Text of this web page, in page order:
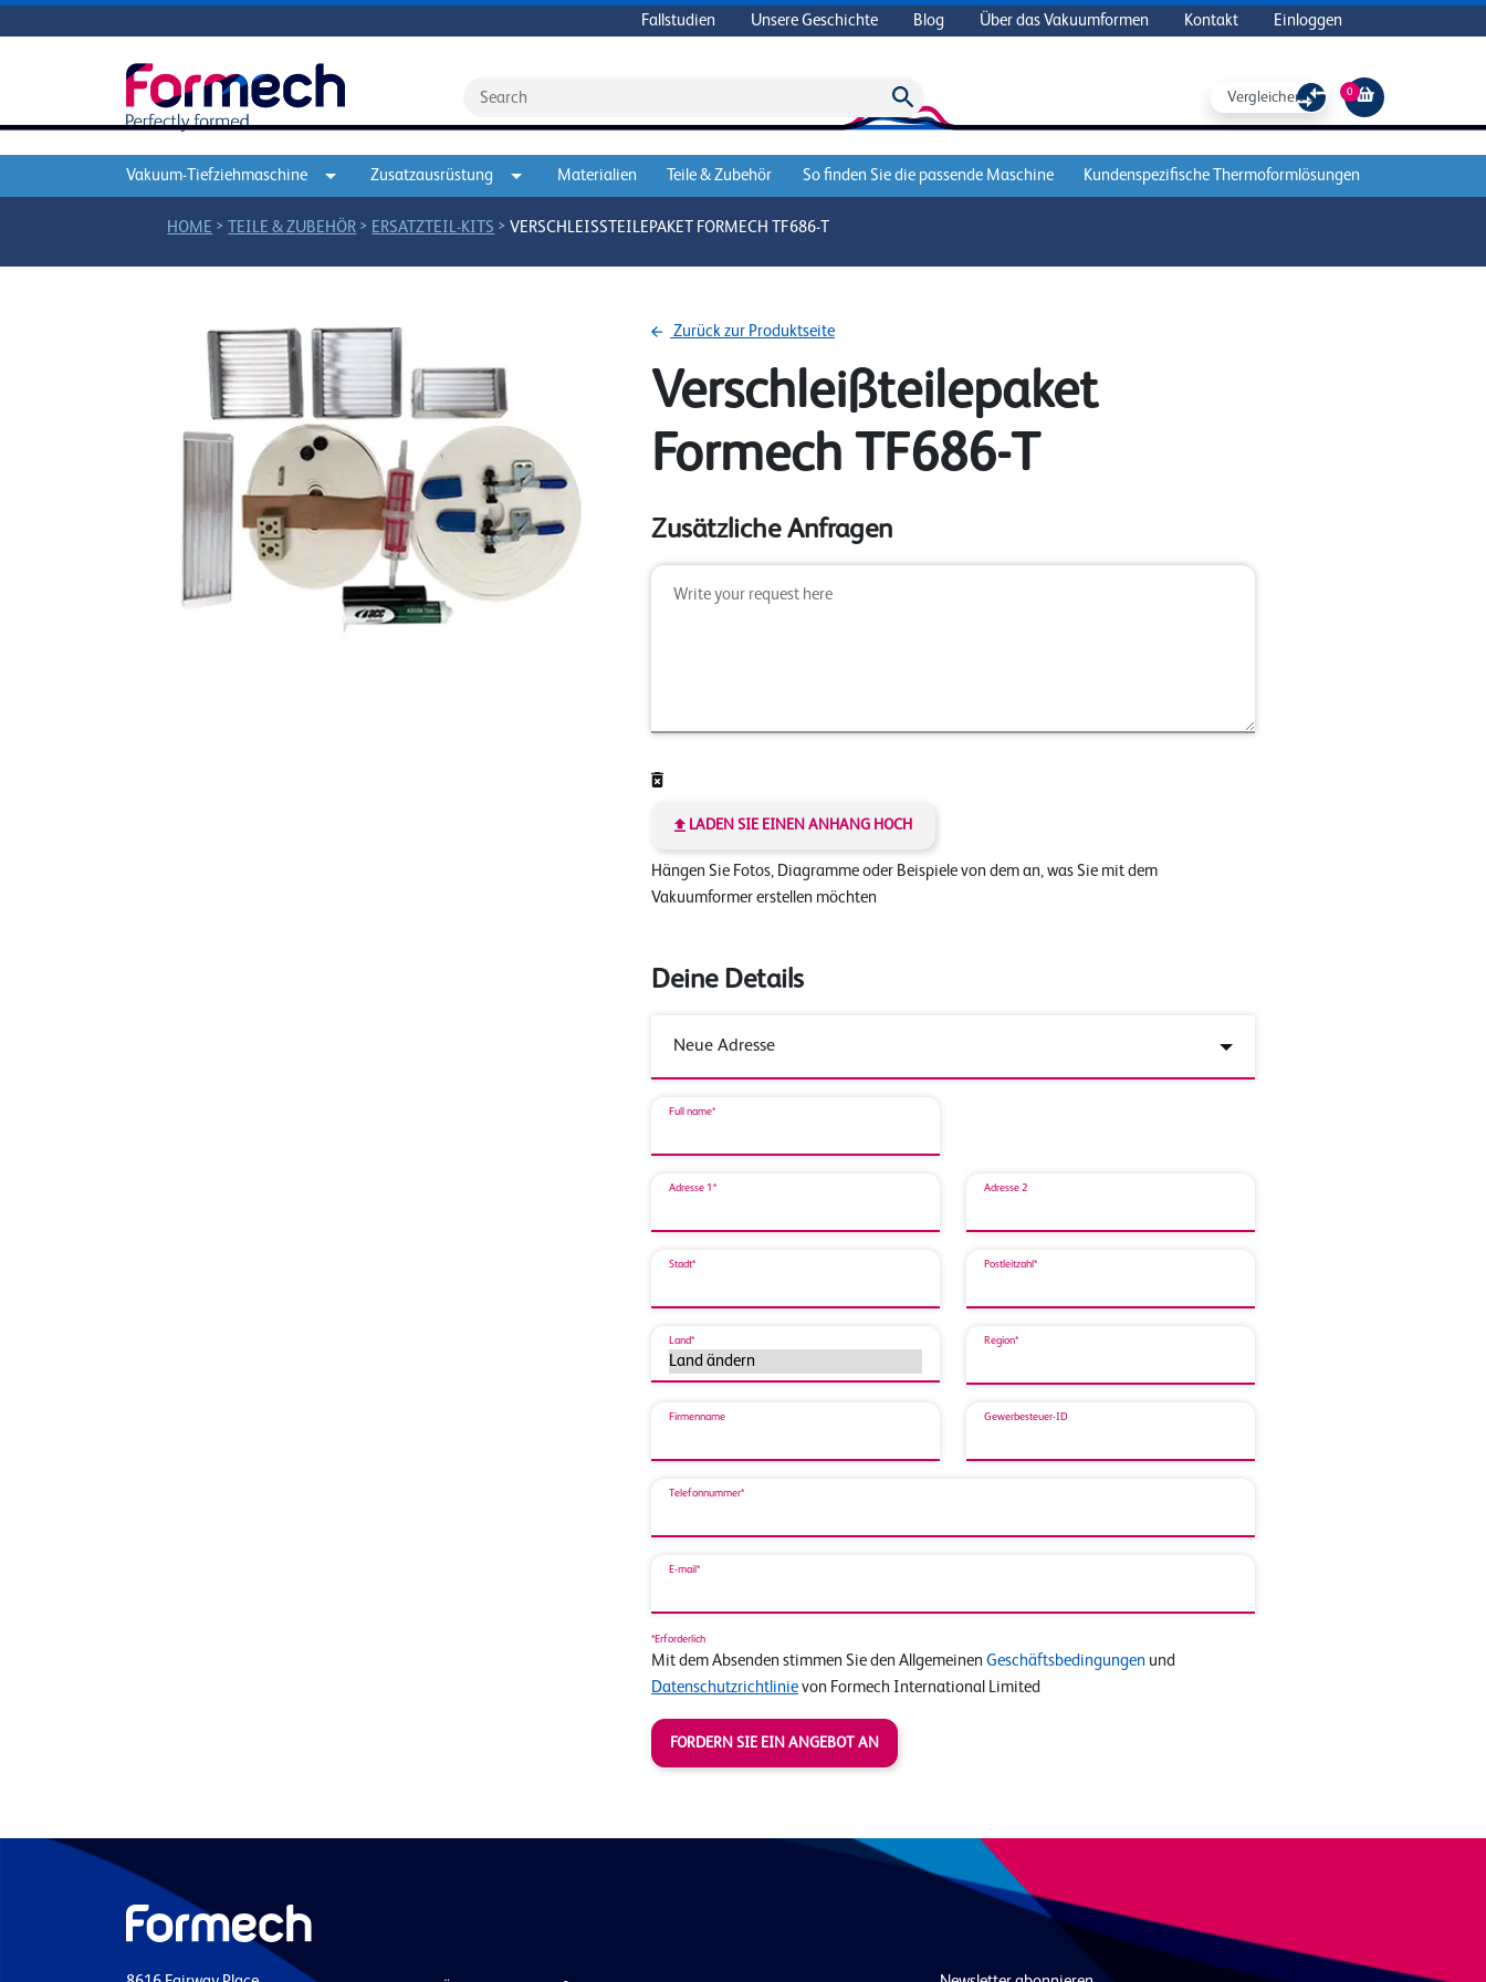
Fallstudien Unsere Geschichte Blog Über das Vakuumformen Kontakt Einloggen
Vergleichen Sie 0
Vakuum-Tiefziehmaschine Zusatzausrüstung Materialien Teile & Zubehör So finden Sie die passende Maschine Kundenspezifische Thermoformlösungen
HOME >TEILE & ZUBEHÖR > ERSATZTEIL-KITS >VERSCHLEISSTEILEPAKET FORMECH TF686-T
Zurück zur Produktseite
Verschleißteilepaket
Formech TF686-T
Zusätzliche Anfragen
LADEN SIE EINEN ANHANG HOCH
Hängen Sie Fotos, Diagramme oder Beispiele von dem an, was Sie mit dem
Vakuumformer erstellen möchten
Deine Details
Full name*
Adresse 1* Adresse 2
Stadt* Postleitzahl*
Land* Region*
Firmenname Gewerbesteuer-ID
Telefonnummer*
E-mail*
*Erforderlich
Mit dem Absenden stimmen Sie den Allgemeinen Geschäftsbedingungen und
Datenschutzrichtlinie von Formech International Limited
FORDERN SIE EIN ANGEBOT AN